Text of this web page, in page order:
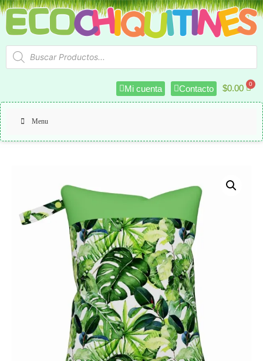
Mi cuenta Contacto $0.00
Menu